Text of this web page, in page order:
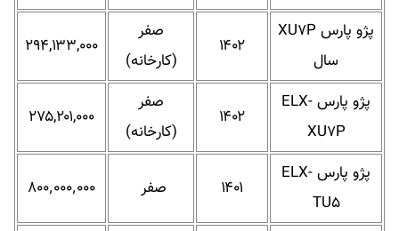
پژو پارس XU۷P
سال
۱۴۰۲
صفر
(کارخانه)
۲۹۴,۱۳۳,۰۰۰
پژو پارس ELX-
XU۷P
۱۴۰۲
صفر
(کارخانه)
۲۷۵,۲۰۱,۰۰۰
پژو پارس ELX-
TU۵
۱۴۰۱ صفر ۸۰۰٬۰۰۰٬۰۰۰